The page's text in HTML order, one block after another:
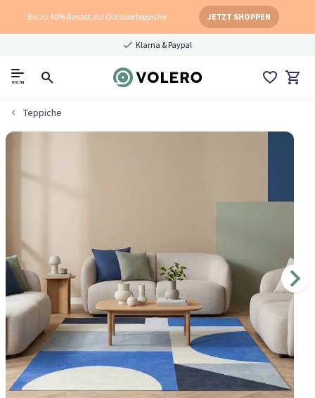
Bis zu 40% Rabatt auf Outdoorteppiche JETZT SHOPPEN
Klarna & Paypal
menu
Teppiche